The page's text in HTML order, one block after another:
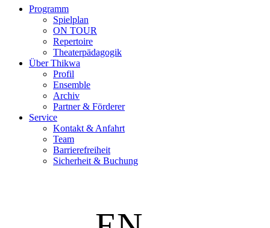
Programm
Spielplan
ON TOUR
Repertoire
Theaterpädagogik
Über Thikwa
Profil
Ensemble
Archiv
Partner & Förderer
Service
Kontakt & Anfahrt
Team
Barrierefreiheit
Sicherheit & Buchung